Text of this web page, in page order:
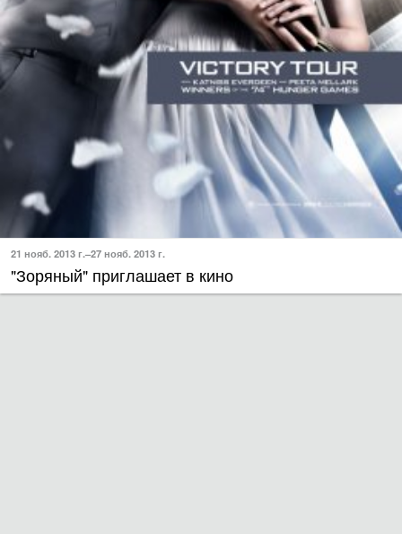
21 нояб. 2013 г.–27 нояб. 2013 г.
"Зоряный" приглашает в кино